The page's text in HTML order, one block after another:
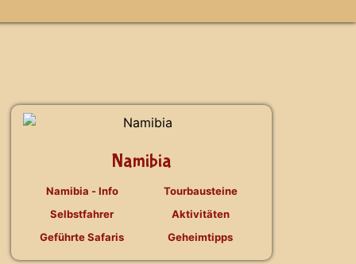
Namibia
Namibia - Info
Selbstfahrer
Geführte Safaris
Tourbausteine
Aktivitäten
Geheimtipps